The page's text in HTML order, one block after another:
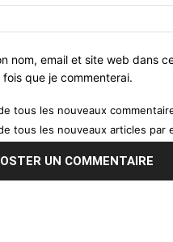
nom, email et site web dans
que je commenterai.
tous les nouveaux
tous les nouveaux articles par